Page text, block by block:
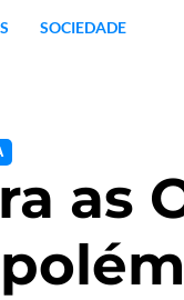
SOCIEDADE
as